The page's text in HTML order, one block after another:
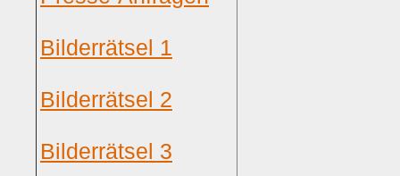
Bilderrätsel 1
Bilderrätsel 2
Bilderrätsel 3